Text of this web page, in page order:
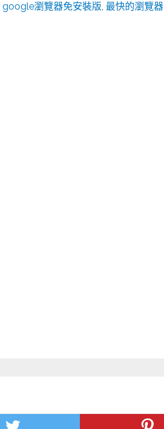
google瀏覽器免安裝版, 最快的瀏覽器